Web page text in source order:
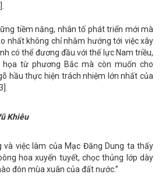
tiềm năng, nhân tố phát triển mới mà
nhất không chỉ nhằm hướng tới việc xây
có thể đương đầu với thế lực Nam triều,
từ phương Bắc mà còn muốn cho
hầu thực hiện trách nhiệm lớn nhất của
Khiêu
và việc làm của Mạc Đăng Dung ta thấy
hoa xuyến tuyết, chọc thủng lớp dày
đón mùa xuân của đất nước.”